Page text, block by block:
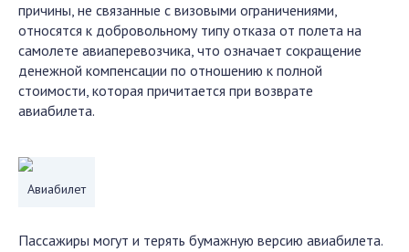
причины, не связанные с визовыми ограничениями,
относятся к добровольному типу отказа от полета на
самолете авиаперевозчика, что означает сокращение
денежной компенсации по отношению к полной
стоимости, которая причитается при возврате
авиабилета.
Авиабилет
Пассажиры могут и терять бумажную версию авиабилета.